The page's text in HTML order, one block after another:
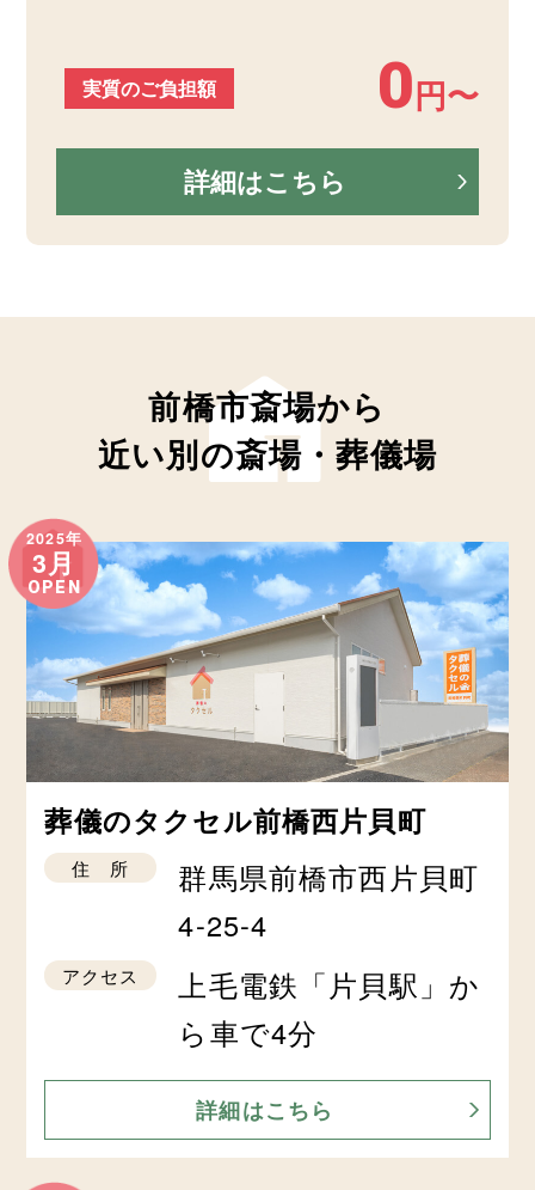
実質のご負担額 0 円〜
詳細はこちら
前橋市斎場から
近い別の斎場・葬儀場
2025年
3月
OPEN
葬儀のタクセル前橋西片貝町
住 所
群馬県前橋市西片貝町
4-25-4
アクセス
上毛電鉄「片貝駅」か
ら車で4分
詳細はこちら